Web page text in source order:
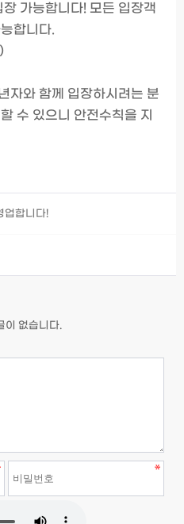
가능합니다! 모든 입장객
합니다.
자와 함께 입장하시려는 분
수 있으니 안전수칙을 지
업합니다!
이 없습니다.